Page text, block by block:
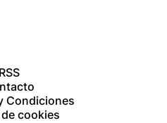
RSS
Condiciones
cookies